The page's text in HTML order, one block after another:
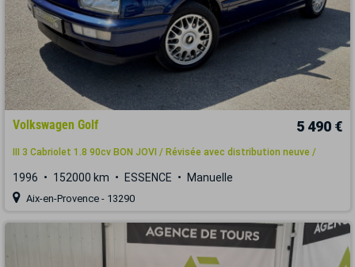
Volkswagen Golf 5 490 €
III 3 Cabriolet 1.8 90cv BON JOVI / Révisée avec distribution neuve /
1996 152000 km ESSENCE Manuelle
Aix-en-Provence - 13290